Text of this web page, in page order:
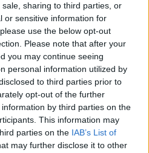
sharing to third parties, or
or sensitive information for
use the below opt-out
Please note that after your
you may continue seeing
personal information utilized by
to third parties prior to
opt-out of the further
by third parties on the
This information may
parties on the IAB’s List of
may further disclose it to other
που πούλησε 40
άφησε τη δόξα και
ζωή
6 ΏΡΕΣ
όπως τα «Thank You»,
Flag» και τη θρυλική συνεργασία
τον Eminem στο «Stan», η Dido
μία από τις μεγαλύτερες ποπ σταρ
δύσκολη στιγμή στη ζωή
Barack Obama δεν συνέβη
Λευκό Οίκο